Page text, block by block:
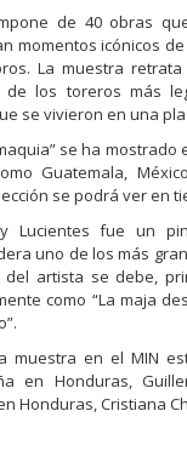
de 40 obras
momentos icónicos
La muestra
de los toreros más
se vivieron en una
se ha
Guatemala,
se podrá ver en
Lucientes fue un
uno de los más
artista se debe,
como “La maja
muestra en el MIN
en Honduras,
Honduras, Cristiana